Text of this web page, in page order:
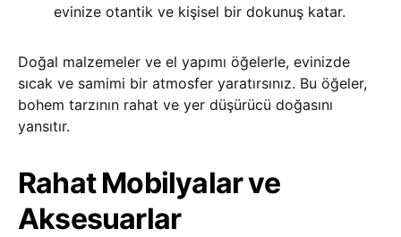
evinize otantik ve kişisel bir dokunuş katar.
Doğal malzemeler ve el yapımı öğelerle, evinizde
sıcak ve samimi bir atmosfer yaratırsınız. Bu öğeler,
bohem tarzının rahat ve yer düşürücü doğasını
yansıtır.
Rahat Mobilyalar ve
Aksesuarlar